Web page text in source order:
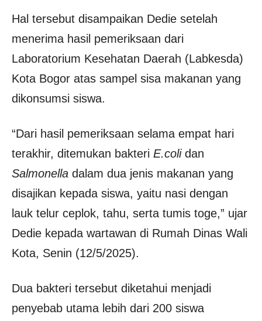
Hal tersebut disampaikan Dedie setelah
menerima hasil pemeriksaan dari
Laboratorium Kesehatan Daerah (Labkesda)
Kota Bogor atas sampel sisa makanan yang
dikonsumsi siswa.
“Dari hasil pemeriksaan selama empat hari
terakhir, ditemukan bakteri E.colidan
Salmonella dalam dua jenis makanan yang
disajikan kepada siswa, yaitu nasi dengan
lauk telur ceplok, tahu, serta tumis toge,” ujar
Dedie kepada wartawan di Rumah Dinas Wali
Kota, Senin (12/5/2025).
Dua bakteri tersebut diketahui menjadi
penyebab utama lebih dari 200 siswa